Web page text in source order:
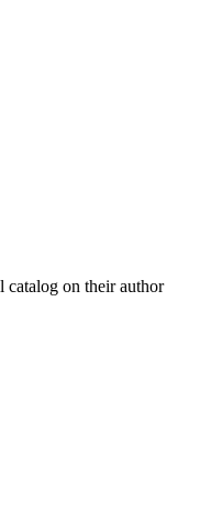
on their author